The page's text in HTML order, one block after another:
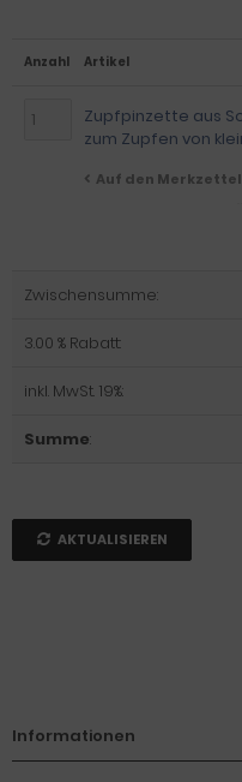
Anzahl Artikel
Zupfpinzette aus
zum Zupfen von
Auf den Merkzettel
Zwischensumme:
3.00 % Rabatt:
inkl. MwSt. 19%:
Summe:
AKTUALISIEREN
Informationen